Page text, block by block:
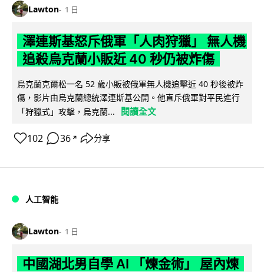
Lawton 1 日
澤連斯基怒斥俄軍「人肉狩獵」 無人機
追殺烏克蘭小販近 40 秒仍被炸傷
烏克蘭克爾松一名 52 歲小販被俄軍無人機追擊近 40 秒後被炸
傷，影片由烏克蘭總統澤連斯基公開。他直斥俄軍對平民進行
「狩獵式」攻擊，烏克蘭...
閱讀全文
102 36 ↗ 分享
人工智能
Lawton 1 日
中國湖北男自學 AI 「煉金術」 屋內煉